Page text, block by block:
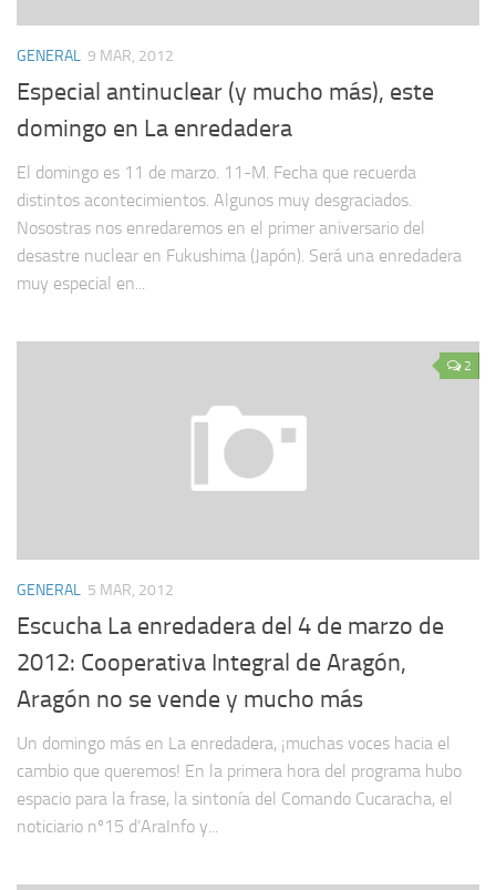
GENERAL 9 MAR, 2012
Especial antinuclear (y mucho más), este
domingo en La enredadera
El domingo es 11 de marzo. 11-M. Fecha que recuerda
distintos acontecimientos. Algunos muy desgraciados.
Nosostras nos enredaremos en el primer aniversario del
desastre nuclear en Fukushima (Japón). Será una enredadera
muy especial en...
2
GENERAL 5 MAR, 2012
Escucha La enredadera del 4 de marzo de
2012: Cooperativa Integral de Aragón,
Aragón no se vende y mucho más
Un domingo más en La enredadera, ¡muchas voces hacia el
cambio que queremos! En la primera hora del programa hubo
espacio para la frase, la sintonía del Comando Cucaracha, el
noticiario nº15 d’AraInfo y...